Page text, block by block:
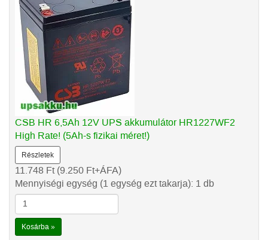
CSB HR 6,5Ah 12V UPS akkumulátor HR1227WF2
High Rate! (5Ah-s fizikai méret!)
Részletek
11.748 Ft(9.250 Ft+ÁFA)
Mennyiségi egység (1 egység ezt takarja): 1 db
Kosárba »